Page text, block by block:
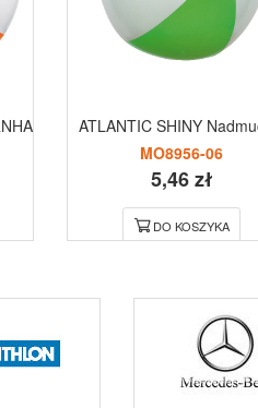
ATLANTIC SHINY
MO8956-06
5,46 zł
DO KOSZYKA